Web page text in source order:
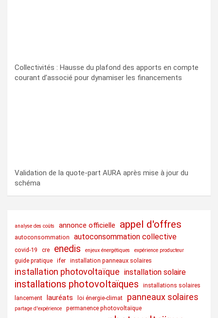
Collectivités : Hausse du plafond des apports en compte
courant d’associé pour dynamiser les financements
Validation de la quote-part AURA après mise à jour du
schéma
analyse des coûts annonce officielle appel d'offres
autoconsommation autoconsommation collective
covid-19 cre enedis enjeux énergétiques expérience producteur
guide pratique ifer installation panneaux solaires
installation photovoltaïque installation solaire
installations photovoltaïques
installations solaires
lancement lauréats loi énergie-climat panneaux solaires
partage d'expérience permanence photovoltaïque